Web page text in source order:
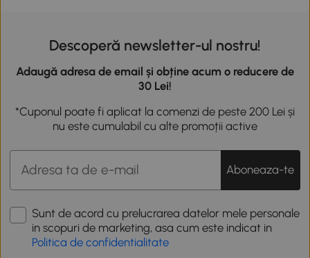
Descoperă newsletter-ul nostru!
Adaugă adresa de email și obține acum o reducere de
30 Lei!
*Cuponul poate fi aplicat la comenzi de peste 200 Lei și
nu este cumulabil cu alte promoții active
Aboneaza-te
Sunt de acord cu prelucrarea datelor mele personale
in scopuri de marketing, asa cum este indicat in
Politica de confidentialitate